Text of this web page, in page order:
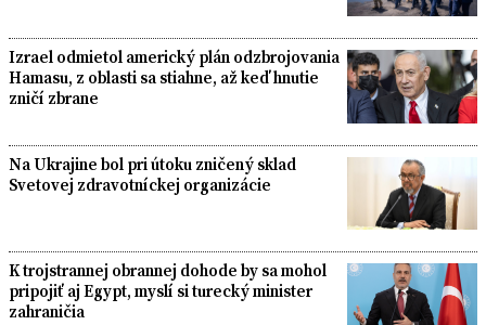
Izrael odmietol americký plán odzbrojovania
Hamasu, z oblasti sa stiahne, až keď hnutie
zničí zbrane
Na Ukrajine bol pri útoku zničený sklad
Svetovej zdravotníckej organizácie
K trojstrannej obrannej dohode by sa mohol
pripojiť aj Egypt, myslí si turecký minister
zahraničia